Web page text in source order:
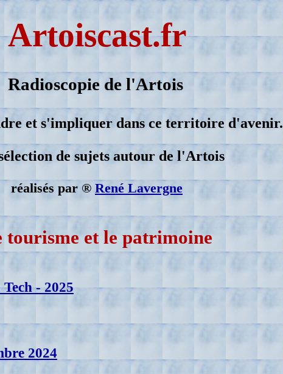
Artoiscast.fr
Radioscopie de l'Artois
et s'impliquer dans ce territoire d'avenir.
de sujets autour de l'Artois
réalisés par ® René Lavergne
tourisme et le patrimoine
- 2025
2024